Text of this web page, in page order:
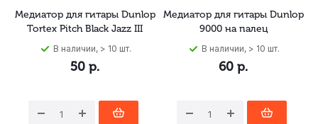
Медиатор для гитары Dunlop
Tortex Pitch Black Jazz III
В наличии, > 10 шт.
50 р.
Медиатор для гитары Dunlop
9000 на палец
В наличии, > 10 шт.
60 р.